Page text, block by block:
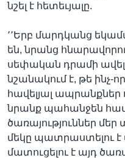
նշել է հետեւյալը.
՚՚Երբ մարդկանց
են, նրանց
սեփական դրամի
նշանակում է, թե ինչ-
հավելյալ ապրանքներ
նրանք պահանջեն
ծառայություններ մեր
մեկը պատրաստելու է
մատուցելու է այդ